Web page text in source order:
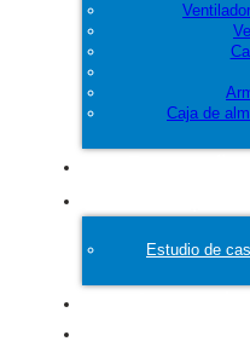
Caja de
Estudio de